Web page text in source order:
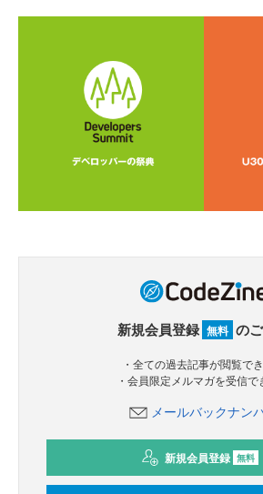
新規会員登録 無料 の
・全ての過去記事が閲覧で
・会員限定メルマガを受信で
メールバックナン
新規会員登録 無料